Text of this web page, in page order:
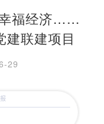
幸福经济……
建联建项目
29